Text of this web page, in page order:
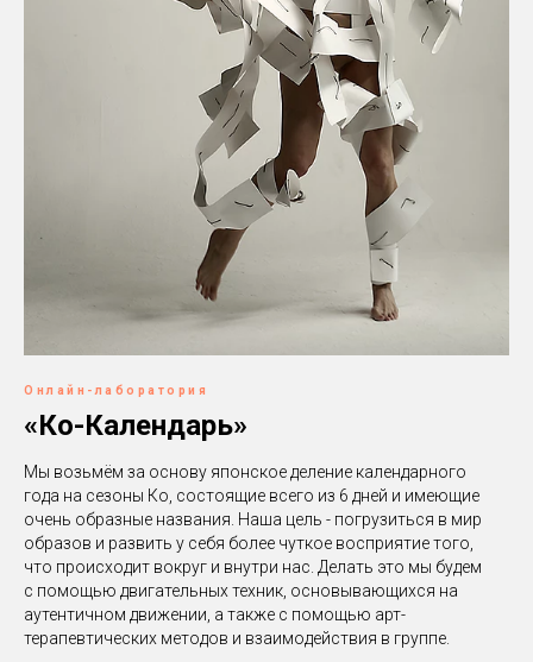
Онлайн-лаборатория
«Ко-Календарь»
Мы возьмём за основу японское деление календарного
года на сезоны Ко, состоящие всего из 6 дней и имеющие
очень образные названия. Наша цель - погрузиться в мир
образов и развить у себя более чуткое восприятие того,
что происходит вокруг и внутри нас. Делать это мы будем
с помощью двигательных техник, основывающихся на
аутентичном движении, а также с помощью арт-
терапевтических методов и взаимодействия в группе.